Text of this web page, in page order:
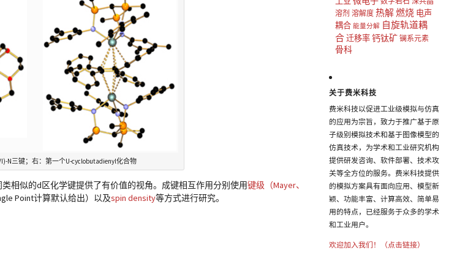
N三键；右：第一个U-cyclobutadienyl化合物
相似的d区化学键提供了有价值的视角。成键相互作用分别使用键级（Mayer、
Point计算默认给出）以及spin density等方式进行研究。
溶剂 溶解度 热解燃烧 电声
耦合 能量分解 自旋轨道耦
合迁移率钙钛矿 镧系元素
骨科
关于费米科技
费米科技以促进工业级模拟与仿真
的应用为宗旨，致力于推广基于原
子级别模拟技术和基于图像模型的
仿真技术，为学术和工业研究机构
提供研发咨询、软件部署、技术攻
关等全方位的服务。费米科技提供
的模拟方案具有面向应用、模型新
颖、功能丰富、计算高效、简单易
用的特点，已经服务于众多的学术
和工业用户。
欢迎加入我们！（点击链接）